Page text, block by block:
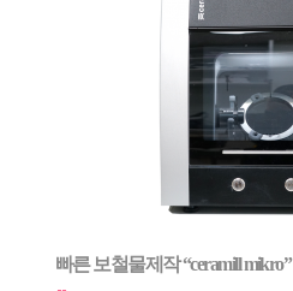
​빠른 보철물제작 “ceramill mikro”